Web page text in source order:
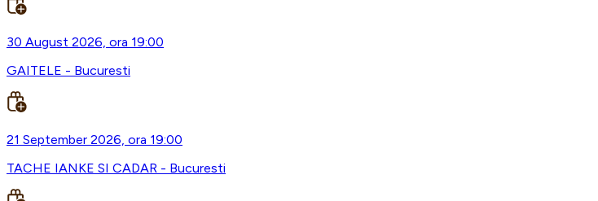
30 August 2026, ora 19:00
GAITELE - Bucuresti
21 September 2026, ora 19:00
TACHE IANKE SI CADAR - Bucuresti